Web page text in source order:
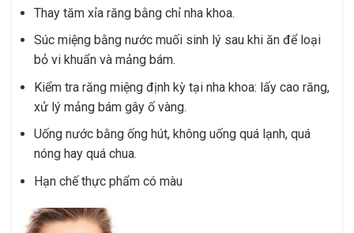
Thay tăm xỉa răng bằng chỉ nha khoa.
Súc miệng bằng nước muối sinh lý sau khi ăn để loại
bỏ vi khuẩn và mảng bám.
Kiểm tra răng miệng định kỳ tại nha khoa: lấy cao răng,
xử lý mảng bám gây ố vàng.
Uống nước bằng ống hút, không uống quá lạnh, quá
nóng hay quá chua.
Hạn chế thực phẩm có màu